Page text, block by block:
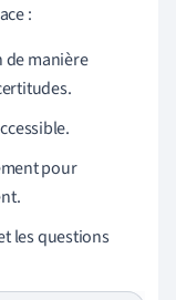
:
de manière
pour
les questions